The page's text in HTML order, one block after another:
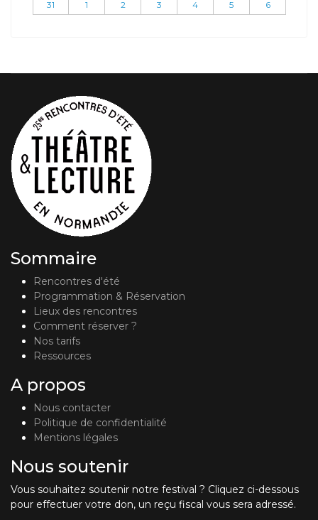
31
1 2 3 4 5 6
Sommaire
Rencontres d'été
Programmation & Réservation
Lieux des rencontres
Comment réserver ?
Nos tarifs
Ressources
A propos
Nous contacter
Politique de confidentialité
Mentions légales
Nous soutenir
Vous souhaitez soutenir notre festival ? Cliquez ci-dessous
pour effectuer votre don, un reçu fiscal vous sera adressé.